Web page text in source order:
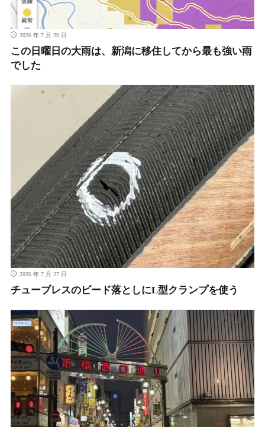
2026 年 7 月 29 日
この日曜日の大雨は、新潟に移住してから最も強い雨
でした
2026 年 7 月 27 日
チューブレスのビード落としにL型クランプを使う